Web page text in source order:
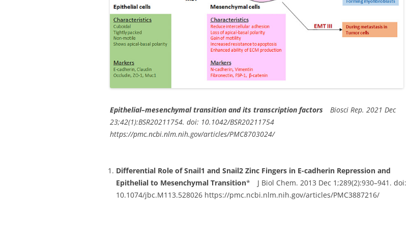
Epithelial–mesenchymal transition and its transcription factors Biosci Rep. 2021 Dec
23;42(1):BSR20211754. doi: 10.1042/BSR20211754
https://pmc.ncbi.nlm.nih.gov/articles/PMC8703024/
Differential Role of Snail1 and Snail2 Zinc Fingers in E-cadherin Repression and
Epithelial to Mesenchymal Transition* J Biol Chem. 2013 Dec 1;289(2):930–941. doi:
10.1074/jbc.M113.528026 https://pmc.ncbi.nlm.nih.gov/articles/PMC3887216/